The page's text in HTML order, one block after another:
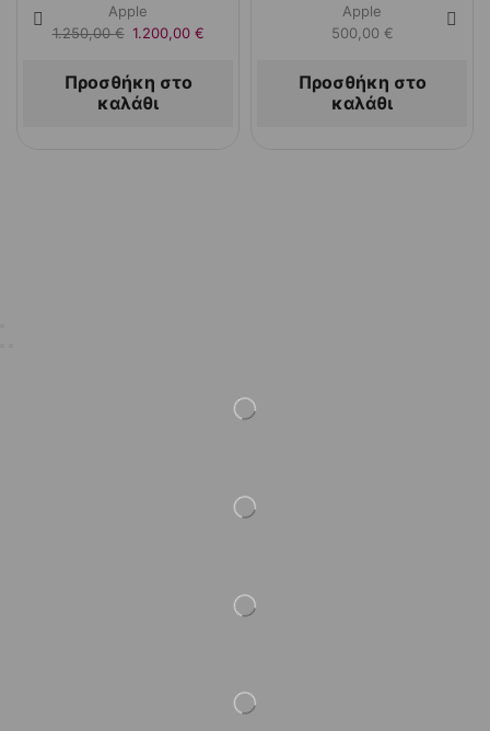
Apple
1.250,00€ 1.200,00 €
Προσθήκη στο
καλάθι
Apple
500,00 €
Προσθήκη στο
καλάθι